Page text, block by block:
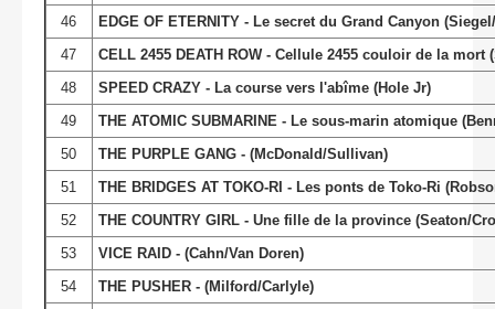
46
EDGE OF ETERNITY - Le secret du Grand Canyon
47
CELL 2455 DEATH ROW - Cellule 2455 couloir de la mort
48
SPEED CRAZY - La course vers l'abîme (Hole Jr)
49
THE ATOMIC SUBMARINE - Le sous-marin atomique
50
THE PURPLE GANG - (McDonald/Sullivan)
51
THE BRIDGES AT TOKO-RI - Les ponts de Toko-Ri
52
THE COUNTRY GIRL - Une fille de la province (Seaton/
53
VICE RAID - (Cahn/Van Doren)
54
THE PUSHER - (Milford/Carlyle)